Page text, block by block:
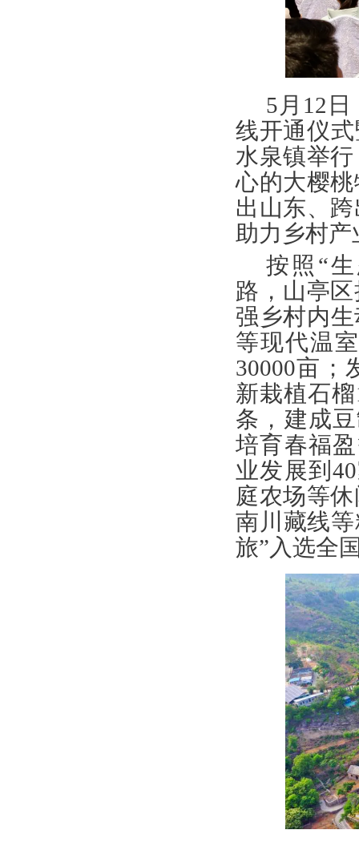
5 月12
线开通仪
水泉镇举
心的大樱
出山东、
助力乡村
按照“
路，山亭
强乡村内
等现代温
30000亩；
新栽植石
条，建成
培育春福
业发展到
庭农场等
南川藏线
旅”入选全